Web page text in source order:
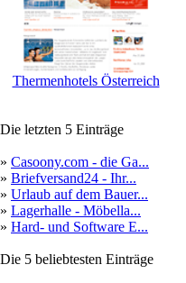
Thermenhotels Österreich
Die letzten 5 Einträge
» Casoony.com - die Ga...
» Briefversand24 - Ihr...
» Urlaub auf dem Bauer...
» Lagerhalle - Möbella...
» Hard- und Software E...
Die 5 beliebtesten Einträge